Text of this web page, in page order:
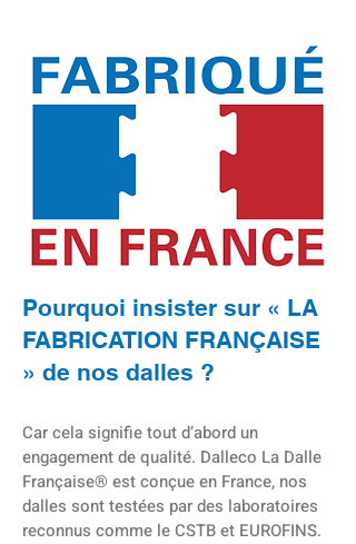
Pourquoi insister sur « LA
FABRICATION FRANÇAISE
» de nos dalles ?
Car cela signifie tout d’abord un
engagement de qualité. Dalleco La Dalle
Française® est conçue en France, nos
dalles sont testées par des laboratoires
reconnus comme le CSTB et EUROFINS.